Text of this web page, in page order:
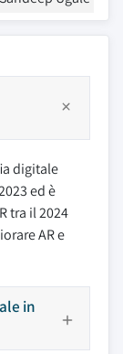
digitale
ed è
tra il 2024
AR e
in